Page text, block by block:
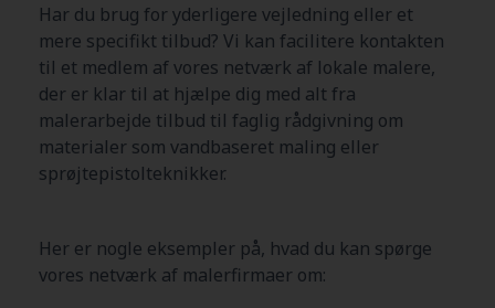
Har du brug for yderligere vejledning eller et
mere specifikt tilbud? Vi kan facilitere kontakten
til et medlem af vores netværk af lokale malere,
der er klar til at hjælpe dig med alt fra
malerarbejde tilbud til faglig rådgivning om
materialer som vandbaseret maling eller
sprøjtepistolteknikker.
Her er nogle eksempler på, hvad du kan spørge
vores netværk af malerfirmaer om: